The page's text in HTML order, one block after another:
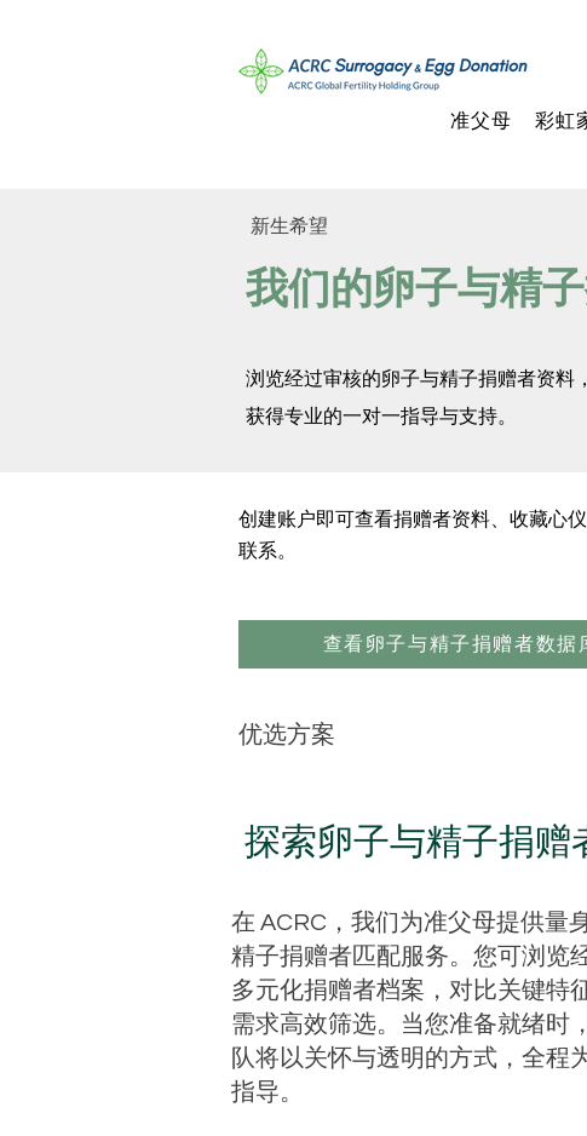
准父母 彩虹
新生​希望
我们的卵子与精
浏览经过审核的卵子与精子捐赠者资料
获得专业的一对一指导与支持。
创建账户即可查看捐赠者资料、收藏心
联系。
查看卵子与精子捐赠者数据
优选方案
探索卵子与精子捐赠
在 ACRC，我们为准父母提供量
精子捐赠者匹配服务。您可浏览
多元化捐赠者档案，对比关键特
需求高效筛选。当您准备就绪时
队将以关怀与透明的方式，全程
指导。